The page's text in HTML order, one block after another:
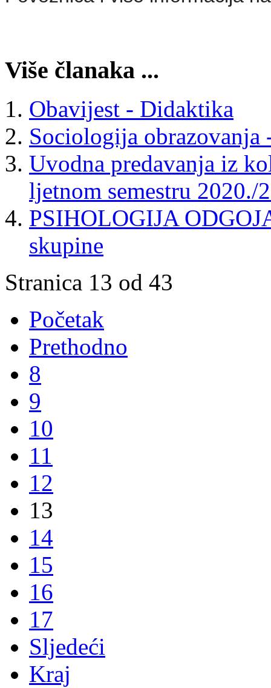
Više članaka ...
Obavijest - Didaktika
Sociologija obrazovanja
Uvodna predavanja iz
ljetnom semestru 2020./
PSIHOLOGIJA
skupine
Stranica 13 od 43
Početak
Prethodno
8
9
10
11
12
13
14
15
16
17
Sljedeći
Kraj